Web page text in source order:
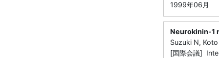
1999年06月
Neurokinin-1
Suzuki N,
[国際会議]